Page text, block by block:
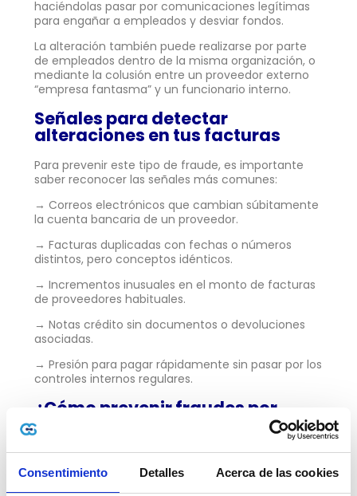
Consentimiento Detalles Acerca de las cookies
haciéndolas pasar por comunicaciones legítimas
para engañar a empleados y desviar fondos.
La alteración también puede realizarse por parte
de empleados dentro de la misma organización, o
mediante la colusión entre un proveedor externo
“empresa fantasma” y un funcionario interno.
Señales para detectar
alteraciones en tus facturas
Para prevenir este tipo de fraude, es importante
saber reconocer las señales más comunes:
→ Correos electrónicos que cambian súbitamente
la cuenta bancaria de un proveedor.
→ Facturas duplicadas con fechas o números
distintos, pero conceptos idénticos.
→ Incrementos inusuales en el monto de facturas
de proveedores habituales.
→ Notas crédito sin documentos o devoluciones
asociadas.
→ Presión para pagar rápidamente sin pasar por los
controles internos regulares.
¿Cómo prevenir fraudes por
facturas alteradas?